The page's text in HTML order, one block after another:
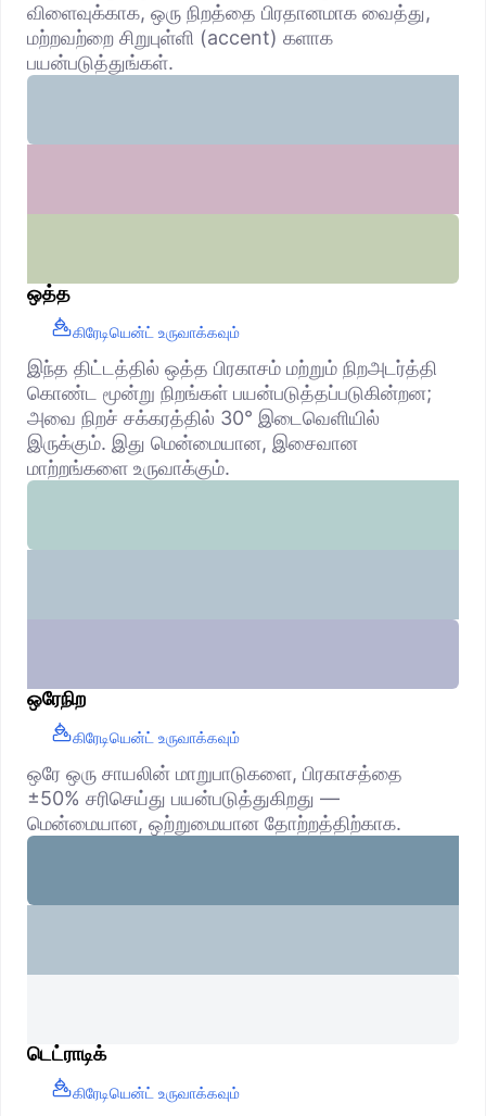
விளைவுக்காக, ஒரு நிறத்தை பிரதானமாக வைத்து,
மற்றவற்றை சிறுபுள்ளி (accent) களாக
பயன்படுத்துங்கள்.
ஒத்த
கிரேடியென்ட் உருவாக்கவும்
இந்த திட்டத்தில் ஒத்த பிரகாசம் மற்றும் நிறஅடர்த்தி
கொண்ட மூன்று நிறங்கள் பயன்படுத்தப்படுகின்றன;
அவை நிறச் சக்கரத்தில் 30° இடைவெளியில்
இருக்கும். இது மென்மையான, இசைவான
மாற்றங்களை உருவாக்கும்.
ஒரேநிற
கிரேடியென்ட் உருவாக்கவும்
ஒரே ஒரு சாயலின் மாறுபாடுகளை, பிரகாசத்தை
±50% சரிசெய்து பயன்படுத்துகிறது —
மென்மையான, ஒற்றுமையான தோற்றத்திற்காக.
டெட்ராடிக்
கிரேடியென்ட் உருவாக்கவும்